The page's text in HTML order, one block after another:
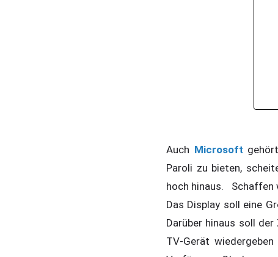
Auch Microsoft
Paroli zu bieten,
hoch hinaus. Schaffen
Das Display soll eine
Darüber hinaus soll
TV-Gerät